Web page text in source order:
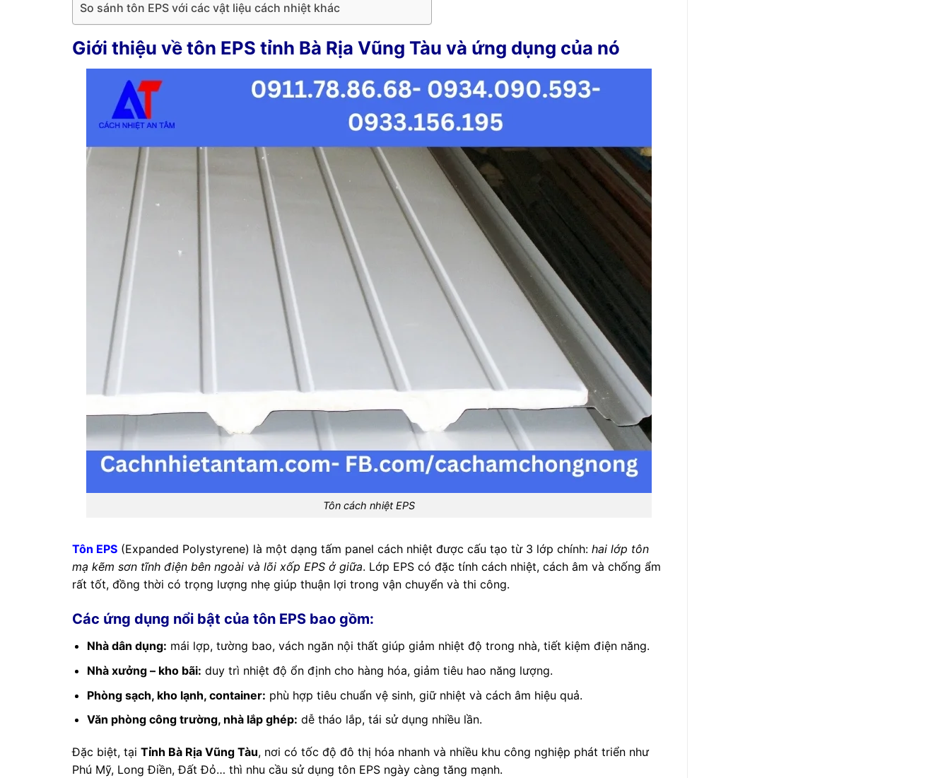
So sánh tôn EPS với các vật liệu cách nhiệt khác
Giới thiệu về tôn EPS tỉnh Bà Rịa Vũng Tàu và ứng dụng của nó
Tôn cách nhiệt EPS
Tôn EPS (Expanded Polystyrene) là một dạng tấm panel cách nhiệt được cấu tạo từ 3 lớp chính: hai lớp tôn
mạ kẽm sơn tĩnh điện bên ngoài và lõi xốp EPS ở giữa. Lớp EPS có đặc tính cách nhiệt, cách âm và chống ẩm
rất tốt, đồng thời có trọng lượng nhẹ giúp thuận lợi trong vận chuyển và thi công.
Các ứng dụng nổi bật của tôn EPS bao gồm:
Nhà dân dụng: mái lợp, tường bao, vách ngăn nội thất giúp giảm nhiệt độ trong nhà, tiết kiệm điện năng.
Nhà xưởng – kho bãi: duy trì nhiệt độ ổn định cho hàng hóa, giảm tiêu hao năng lượng.
Phòng sạch, kho lạnh, container: phù hợp tiêu chuẩn vệ sinh, giữ nhiệt và cách âm hiệu quả.
Văn phòng công trường, nhà lắp ghép: dễ tháo lắp, tái sử dụng nhiều lần.
Đặc biệt, tại Tỉnh Bà Rịa Vũng Tàu, nơi có tốc độ đô thị hóa nhanh và nhiều khu công nghiệp phát triển như
Phú Mỹ, Long Điền, Đất Đỏ… thì nhu cầu sử dụng tôn EPS ngày càng tăng mạnh.